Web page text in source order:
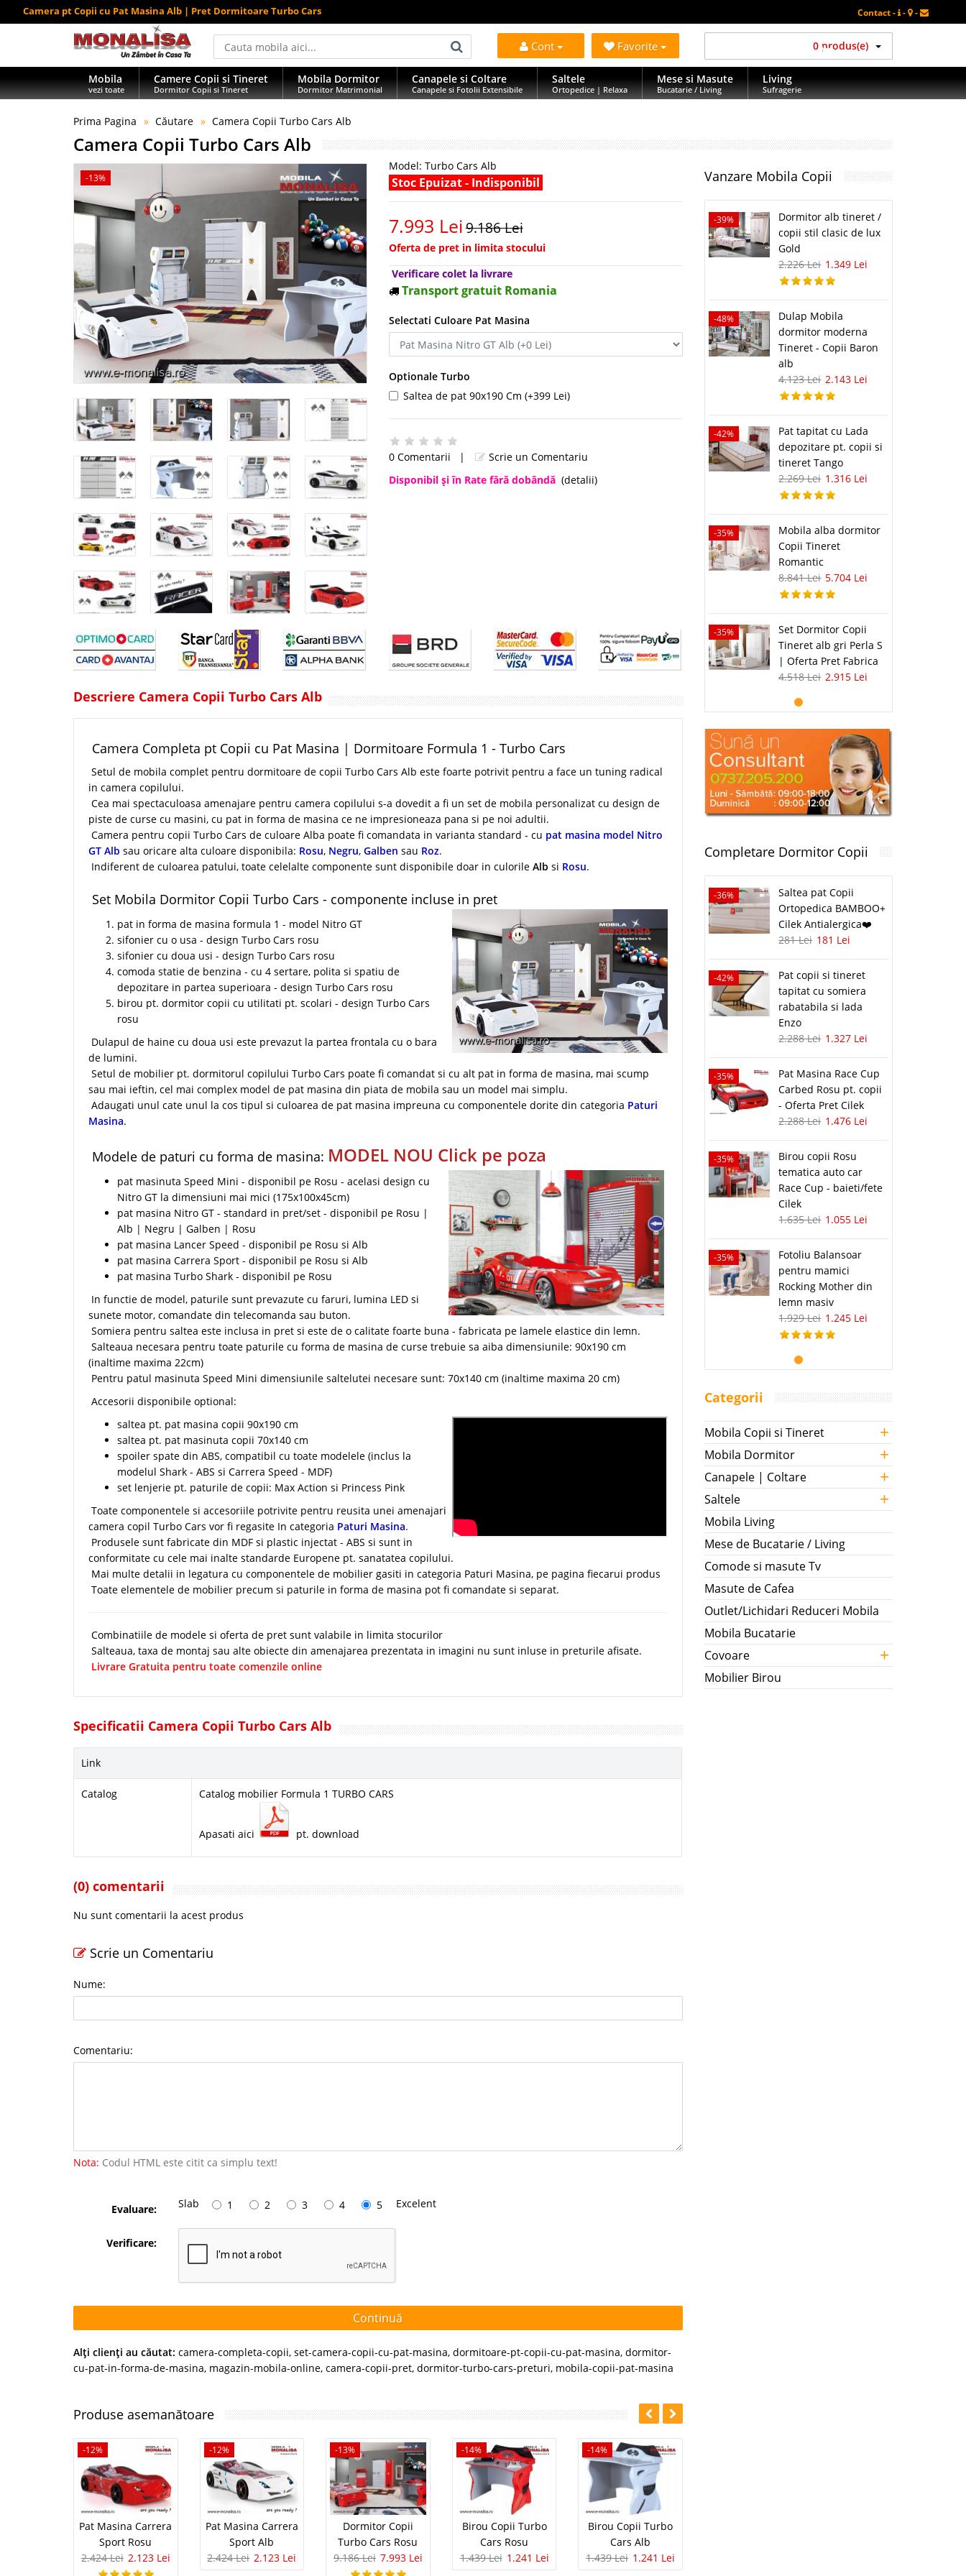
Camera pt Copii cu Pat Masina Alb | Pret Dormitoare Turbo Cars Contact - - -
Cont Favorite 0 produs(e)
Mobila
vezi toate
Camere Copii si Tineret
Dormitor Copii si Tineret
Mobila Dormitor
Dormitor Matrimonial
Canapele si Coltare
Canapele si Fotolii Extensibile
Saltele
Ortopedice | Relaxa
Mese si Masute
Bucatarie / Living
Living
Sufragerie
Prima Pagina Căutare Camera Copii Turbo Cars Alb
Camera Copii Turbo Cars Alb
-13%
Model: Turbo Cars Alb
Stoc Epuizat - Indisponibil
7.993 Lei9.186 Lei
Oferta de pret in limita stocului
Verificare colet la livrare
Transport gratuit Romania
Selectati Culoare Pat Masina
Optionale Turbo
Saltea de pat 90x190 Cm (+399 Lei)
0 Comentarii |
Scrie un Comentariu
Disponibil şi în Rate fără dobândă (detalii)
Descriere Camera Copii Turbo Cars Alb
Camera Completa pt Copii cu Pat Masina | Dormitoare Formula 1 - Turbo Cars
Setul de mobila complet pentru dormitoare de copii Turbo Cars Alb este foarte potrivit pentru a face un tuning radical
in camera copilului.
Cea mai spectaculoasa amenajare pentru camera copilului s-a dovedit a fi un set de mobila personalizat cu design de
piste de curse cu masini, cu pat in forma de masina ce ne impresioneaza pana si pe noi adultii.
Camera pentru copii Turbo Cars de culoare Alba poate fi comandata in varianta standard - cu pat masina model Nitro
GT Alb sau oricare alta culoare disponibila: Rosu, Negru, Galben sau Roz.
Indiferent de culoarea patului, toate celelalte componente sunt disponibile doar in culorile Alb si Rosu.
Set Mobila Dormitor Copii Turbo Cars - componente incluse in pret
pat in forma de masina formula 1 - model Nitro GT
sifonier cu o usa - design Turbo Cars rosu
sifonier cu doua usi - design Turbo Cars rosu
comoda statie de benzina - cu 4 sertare, polita si spatiu de
depozitare in partea superioara - design Turbo Cars rosu
birou pt. dormitor copii cu utilitati pt. scolari - design Turbo Cars
rosu
Dulapul de haine cu doua usi este prevazut la partea frontala cu o bara
de lumini.
Setul de mobilier pt. dormitorul copilului Turbo Cars poate fi comandat si cu alt pat in forma de masina, mai scump
sau mai ieftin, cel mai complex model de pat masina din piata de mobila sau un model mai simplu.
Adaugati unul cate unul la cos tipul si culoarea de pat masina impreuna cu componentele dorite din categoria Paturi
Masina.
Modele de paturi cu forma de masina: MODEL NOU Click pe poza
pat masinuta Speed Mini - disponibil pe Rosu - acelasi design cu
Nitro GT la dimensiuni mai mici (175x100x45cm)
pat masina Nitro GT - standard in pret/set - disponibil pe Rosu |
Alb | Negru | Galben | Rosu
pat masina Lancer Speed - disponibil pe Rosu si Alb
pat masina Carrera Sport - disponibil pe Rosu si Alb
pat masina Turbo Shark - disponibil pe Rosu
In functie de model, paturile sunt prevazute cu faruri, lumina LED si
sunete motor, comandate din telecomanda sau buton.
Somiera pentru saltea este inclusa in pret si este de o calitate foarte buna - fabricata pe lamele elastice din lemn.
Salteaua necesara pentru toate paturile cu forma de masina de curse trebuie sa aiba dimensiunile: 90x190 cm
(inaltime maxima 22cm)
Pentru patul masinuta Speed Mini dimensiunile saltelutei necesare sunt: 70x140 cm (inaltime maxima 20 cm)
Accesorii disponibile optional:
saltea pt. pat masina copii 90x190 cm
saltea pt. pat masinuta copii 70x140 cm
spoiler spate din ABS, compatibil cu toate modelele (inclus la
modelul Shark - ABS si Carrera Speed - MDF)
set lenjerie pt. paturile de copii: Max Action si Princess Pink
Toate componentele si accesoriile potrivite pentru reusita unei amenajari
camera copil Turbo Cars vor fi regasite In categoria Paturi Masina.
Produsele sunt fabricate din MDF si plastic injectat - ABS si sunt in
conformitate cu cele mai inalte standarde Europene pt. sanatatea copilului.
Mai multe detalii in legatura cu componentele de mobilier gasiti in categoria Paturi Masina, pe pagina fiecarui produs
Toate elementele de mobilier precum si paturile in forma de masina pot fi comandate si separat.
Combinatiile de modele si oferta de pret sunt valabile in limita stocurilor
Salteaua, taxa de montaj sau alte obiecte din amenajarea prezentata in imagini nu sunt inluse in preturile afisate.
Livrare Gratuita pentru toate comenzile online
Specificatii Camera Copii Turbo Cars Alb
Link
Catalog Catalog mobilier Formula 1 TURBO CARS
Apasati aici pt. download
(0) comentarii
Nu sunt comentarii la acest produs
Scrie un Comentariu
Nume:
Comentariu:
Nota: Codul HTML este citit ca simplu text!
Evaluare: Slab 1 2 3 4 5 Excelent
Verificare:
Continuă
Alţi clienţi au căutat: camera-completa-copii, set-camera-copii-cu-pat-masina, dormitoare-pt-copii-cu-pat-masina, dormitor-
cu-pat-in-forma-de-masina, magazin-mobila-online, camera-copii-pret, dormitor-turbo-cars-preturi, mobila-copii-pat-masina
Produse asemanătoare
-12%
Pat Masina Carrera
Sport Rosu
2.424 Lei 2.123 Lei
-12%
Pat Masina Carrera
Sport Alb
2.424 Lei 2.123 Lei
-13%
Dormitor Copii
Turbo Cars Rosu
9.186 Lei 7.993 Lei
-14%
Birou Copii Turbo
Cars Rosu
1.439 Lei 1.241 Lei
-14%
Birou Copii Turbo
Cars Alb
1.439 Lei 1.241 Lei
Vanzare Mobila Copii
-39%
Dormitor alb tineret /
copii stil clasic de lux
Gold
2.226 Lei 1.349 Lei
-48%
Dulap Mobila
dormitor moderna
Tineret - Copii Baron
alb
4.123 Lei 2.143 Lei
-42%
Pat tapitat cu Lada
depozitare pt. copii si
tineret Tango
2.269 Lei 1.316 Lei
-35%
Mobila alba dormitor
Copii Tineret
Romantic
8.841 Lei 5.704 Lei
-35%
Set Dormitor Copii
Tineret alb gri Perla S
| Oferta Pret Fabrica
4.518 Lei 2.915 Lei
Completare Dormitor Copii
-36%
Saltea pat Copii
Ortopedica BAMBOO+
Cilek Antialergica❤️
281 Lei 181 Lei
-42%
Pat copii si tineret
tapitat cu somiera
rabatabila si lada
Enzo
2.288 Lei 1.327 Lei
-35%
Pat Masina Race Cup
Carbed Rosu pt. copii
- Oferta Pret Cilek
2.288 Lei 1.476 Lei
-35%
Birou copii Rosu
tematica auto car
Race Cup - baieti/fete
Cilek
1.635 Lei 1.055 Lei
-35%
Fotoliu Balansoar
pentru mamici
Rocking Mother din
lemn masiv
1.929 Lei 1.245 Lei
Categorii
Mobila Copii si Tineret +
Mobila Dormitor +
Canapele | Coltare +
Saltele +
Mobila Living
Mese de Bucatarie / Living
Comode si masute Tv
Masute de Cafea
Outlet/Lichidari Reduceri Mobila
Mobila Bucatarie
Covoare
+
Mobilier Birou